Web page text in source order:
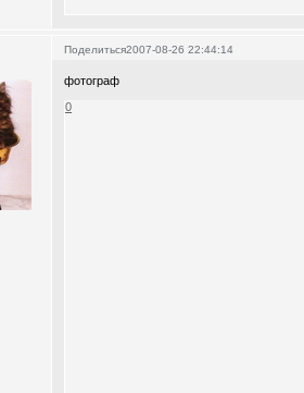
Поделиться2007-08-26 22:44:14
фотограф
0